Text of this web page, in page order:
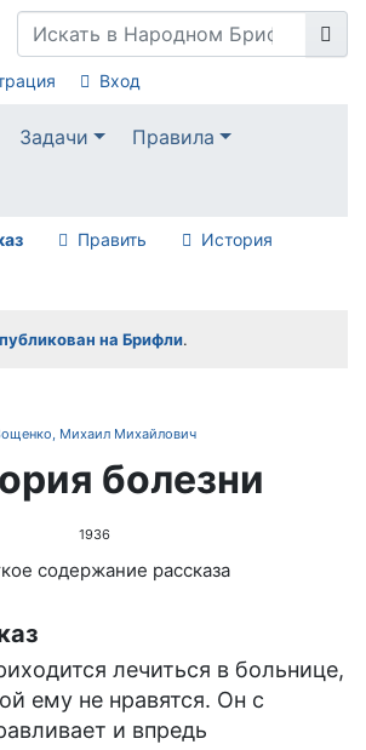
Вход
Задачи
Правила
Править История
на Брифли.
Михаил Михайлович
болезни
1936
содержание рассказа
лечиться в больнице,
ему не нравятся. Он с
и впредь